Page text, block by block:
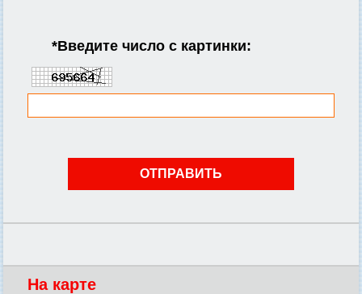
*Введите число с картинки:
На карте